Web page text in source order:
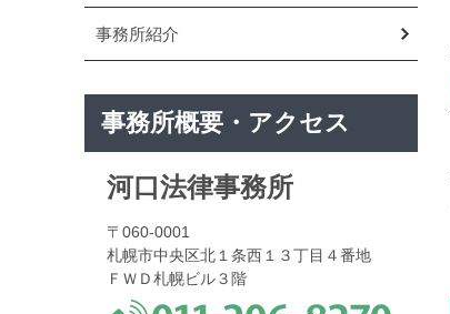
事務所紹介
事務所概要・アクセス
河口法律事務所
〒060-0001
札幌市中央区北１条西１３丁目４番地
ＦＷＤ札幌ビル３階